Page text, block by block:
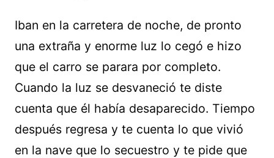
Iban en la carretera de noche, de pronto
una extraña y enorme luz lo cegó e hizo
que el carro se parara por completo.
Cuando la luz se desvaneció te diste
cuenta que él había desaparecido. Tiempo
después regresa y te cuenta lo que vivió
en la nave que lo secuestro y te pide que